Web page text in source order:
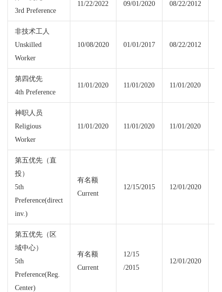
3rd Preference
11/22/2022 09/01/2020 08/22/2012
非技术工人
Unskilled
Worker
10/08/2020 01/01/2017 08/22/2012
第四优先
4th Preference
11/01/2020 11/01/2020 11/01/2020
神职人员
Religious
Worker
11/01/2020 11/01/2020 11/01/2020
第五优先（直
投）
5th
Preference(direct
inv.)
有名额
Current
12/15/2015 12/01/2020
第五优先（区
域中心）
5th
Preference(Reg.
Center)
有名额
Current
12/15
/2015
12/01/2020